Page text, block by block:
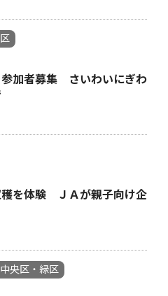
参加者募集 さいわいにぎわ
穫を体験 ＪＡが親子向け企
央区・緑区